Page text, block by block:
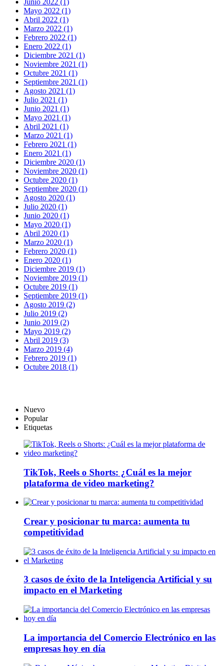
Mayo 2022 (1)
Abril 2022 (1)
Marzo 2022 (1)
Febrero 2022 (1)
Enero 2022 (1)
Diciembre 2021 (1)
Noviembre 2021 (1)
Octubre 2021 (1)
Septiembre 2021 (1)
Agosto 2021 (1)
Julio 2021 (1)
Junio 2021 (1)
Mayo 2021 (1)
Abril 2021 (1)
Marzo 2021 (1)
Febrero 2021 (1)
Enero 2021 (1)
Diciembre 2020 (1)
Noviembre 2020 (1)
Octubre 2020 (1)
Septiembre 2020 (1)
Agosto 2020 (1)
Julio 2020 (1)
Junio 2020 (1)
Mayo 2020 (1)
Abril 2020 (1)
Marzo 2020 (1)
Febrero 2020 (1)
Enero 2020 (1)
Diciembre 2019 (1)
Noviembre 2019 (1)
Octubre 2019 (1)
Septiembre 2019 (1)
Agosto 2019 (2)
Julio 2019 (2)
Junio 2019 (2)
Mayo 2019 (2)
Abril 2019 (3)
Marzo 2019 (4)
Febrero 2019 (1)
Octubre 2018 (1)
Nuevo
Popular
Etiquetas
TikTok, Reels o Shorts: ¿Cuál es la mejor
plataforma de video marketing?
Crear y posicionar tu marca: aumenta tu
competitividad
3 casos de éxito de la Inteligencia Artificial y su
impacto en el Marketing
La importancia del Comercio Electrónico en las
empresas hoy en día